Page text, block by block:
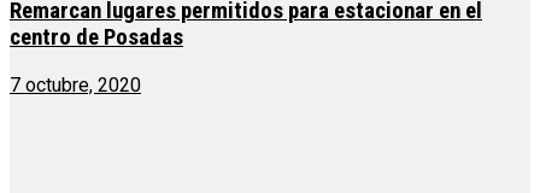
Remarcan lugares permitidos para estacionar en el
centro de Posadas
7 octubre, 2020